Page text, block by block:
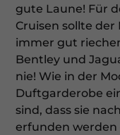
gute Laune! Für
Cruisen sollte der
immer gut
Bentley und
nie! Wie in der
Duftgarderobe
sind, dass sie
erfunden werden